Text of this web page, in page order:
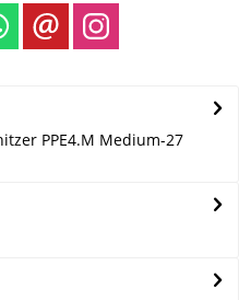
PPE4.M Medium-27